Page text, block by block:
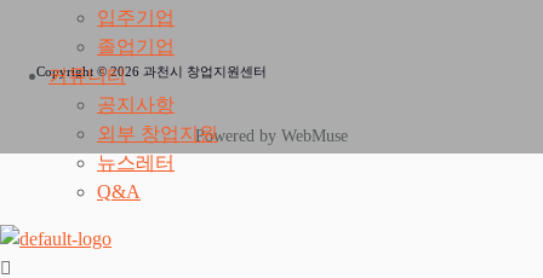
입주기업
졸업기업
커뮤니티
공지사항
외부 창업지원
뉴스레터
Q&A
Copyright © 2026 과천시 창업지원센터
Powered by WebMuse